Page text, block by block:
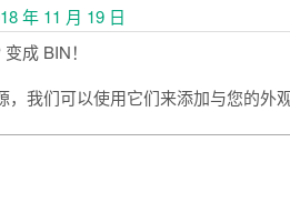
年 11 月 19 日
成 BIN！
，我们可以使用它们来添加与您的外